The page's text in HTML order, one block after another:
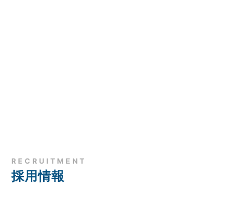
RECRUITMENT
採用情報